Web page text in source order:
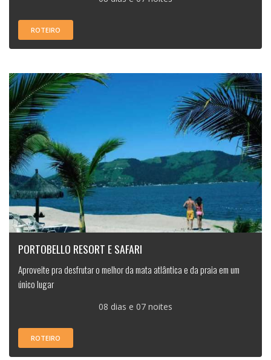
ROTEIRO
PORTOBELLO RESORT E SAFARI
Aproveite pra desfrutar o melhor da mata atlântica e da praia em um
único lugar
08 dias e 07 noites
ROTEIRO